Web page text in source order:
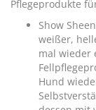
Pflegeprodukte
Show
weißer,
mal wieder
Hund